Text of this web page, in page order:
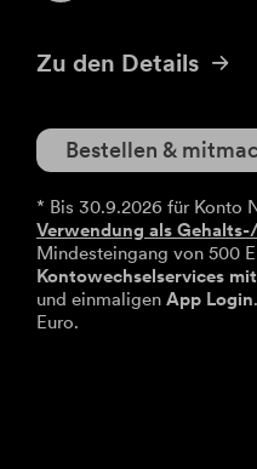
Änderung
Börsenhandel
Krypto-ETPs
Wertpapier Blog
Zu den Details
Bestellen &
* Bis 30.9.2026 für Konto
Verwendung als
Mindesteingang von 500
Kontowechselservices
und einmaligen App Login
Euro.